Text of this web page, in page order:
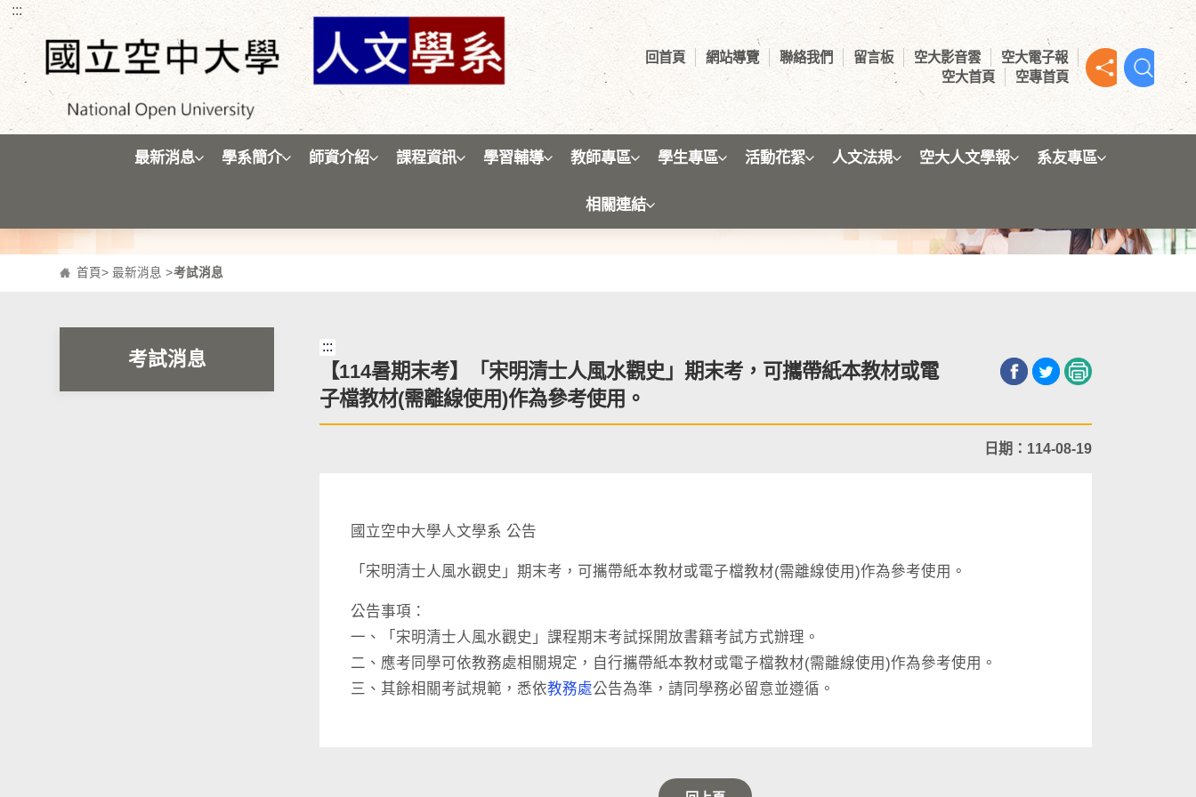
跳到主要內容區塊
:::
回首頁 網站導覽 聯絡我們 留言板 空大影音雲
空大電子報
空大首頁
空專首頁
最新消息 學系簡介 師資介紹 課程資訊 學習輔導 教師專區 學生專區 活動花絮 人文法規 空大人文學報 系友專區
相關連結
考試消息
首頁>最新消息 >考試消息
考試消息
:::
【114暑期末考】「宋明清士人風水觀史」期末考，可攜帶紙本教材或電
子檔教材(需離線使用)作為參考使用。
日期：114-08-19
國立空中大學人文學系 公告
「宋明清士人風水觀史」期末考，可攜帶紙本教材或電子檔教材(需離線使用)作為參考使用。
公告事項：
一、「宋明清士人風水觀史」課程期末考試採開放書籍考試方式辦理。
二、應考同學可依教務處相關規定，自行攜帶紙本教材或電子檔教材(需離線使用)作為參考使用。
三、其餘相關考試規範，悉依教務處公告為準，請同學務必留意並遵循。